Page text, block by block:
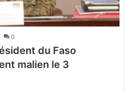
0
du Faso
malien le 3